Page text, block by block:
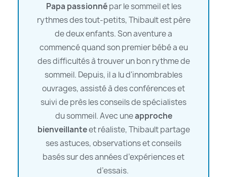
Papa passionnépar le sommeil et les
rythmes des tout-petits, Thibault est père
de deux enfants. Son aventure a
commencé quand son premier bébé a eu
des difficultés à trouver un bon rythme de
sommeil. Depuis, il a lu d'innombrables
ouvrages, assisté à des conférences et
suivi de près les conseils de spécialistes
du sommeil. Avec uneapproche
bienveillanteet réaliste, Thibault partage
ses astuces, observations et conseils
basés sur des années d’expériences et
d’essais.